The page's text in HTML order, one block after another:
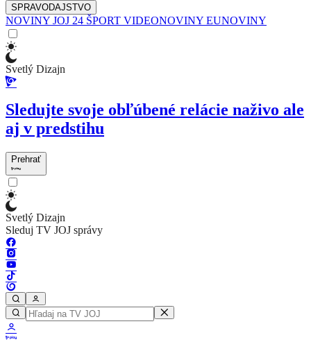
SPRAVODAJSTVO
NOVINY JOJ 24 ŠPORT VIDEONOVINY EUNOVINY
Svetlý Dizajn
Sledujte svoje obľúbené relácie naživo ale
aj v predstihu
Prehrať
Svetlý Dizajn
Sleduj TV JOJ správy